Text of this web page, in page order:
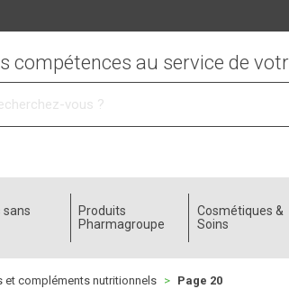
compétences au service de
sans
Produits
Pharmagroupe
Cosmétiques &
Soins
et compléments nutritionnels Page 20